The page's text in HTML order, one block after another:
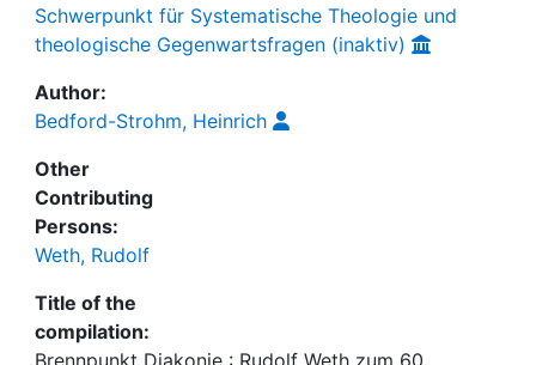
Schwerpunkt für Systematische Theologie und
theologische Gegenwartsfragen (inaktiv)
Author:
Bedford-Strohm, Heinrich
Other
Contributing
Persons:
Weth, Rudolf
Title of the
compilation:
Brennpunkt Diakonie : Rudolf Weth zum 60.